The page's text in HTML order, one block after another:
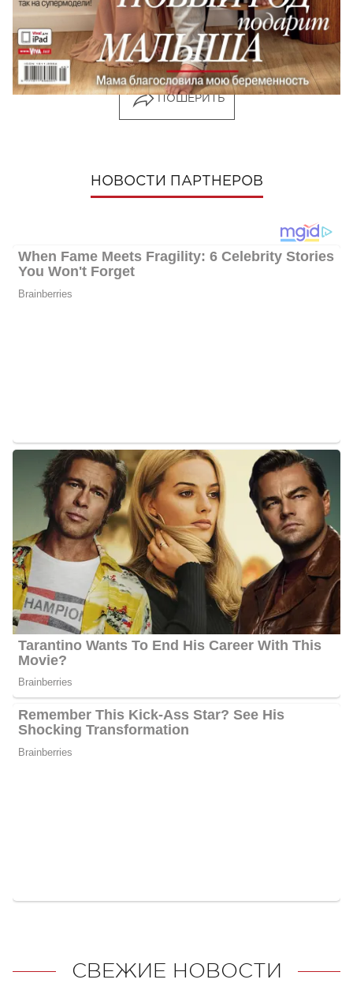
Матвиенко и Арсен Мирзоян отдохнули в
ПОШЕРИТЬ
НОВОСТИ ПАРТНЕРОВ
СВЕЖИЕ НОВОСТИ